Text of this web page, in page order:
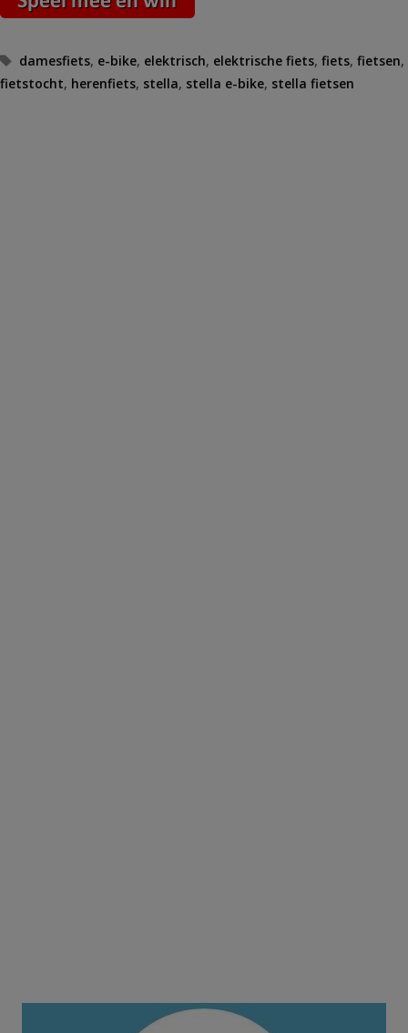
Tags
damesfiets, e-bike, elektrisch, elektrische fiets,fiets,fietsen,
fietstocht, herenfiets, stella, stella e-bike, stella fietsen